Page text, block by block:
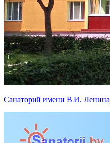
Санаторий имени В.И. Ленина